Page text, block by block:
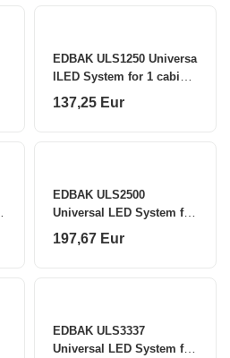
EDBAK ULS1250 Universa
lLED System for 1 cabinet
250mm Black
137,25 Eur
EDBAK ULS2500
Universal LED System for
2 cabinets 500mm Black
197,67 Eur
EDBAK ULS3337
Universal LED System for